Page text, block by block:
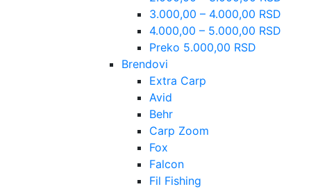
3.000,00 – 4.000,00 RSD
4.000,00 – 5.000,00 RSD
Preko 5.000,00 RSD
Brendovi
Extra Carp
Avid
Behr
Carp Zoom
Fox
Falcon
Fil Fishing